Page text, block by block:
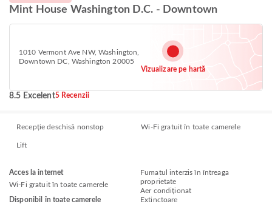
Mint House Washington D.C. - Downtown
1010 Vermont Ave NW, Washington,
Downtown DC, Washington 20005
Vizualizare pe hartă
8.5 Excelent5 Recenzii
Recepție deschisă nonstop Wi-Fi gratuit în toate camerele
Lift
Acces la internet
Wi-Fi gratuit în toate camerele
Disponibil în toate camerele
Fumatul interzis în întreaga
proprietate
Aer condiționat
Extinctoare